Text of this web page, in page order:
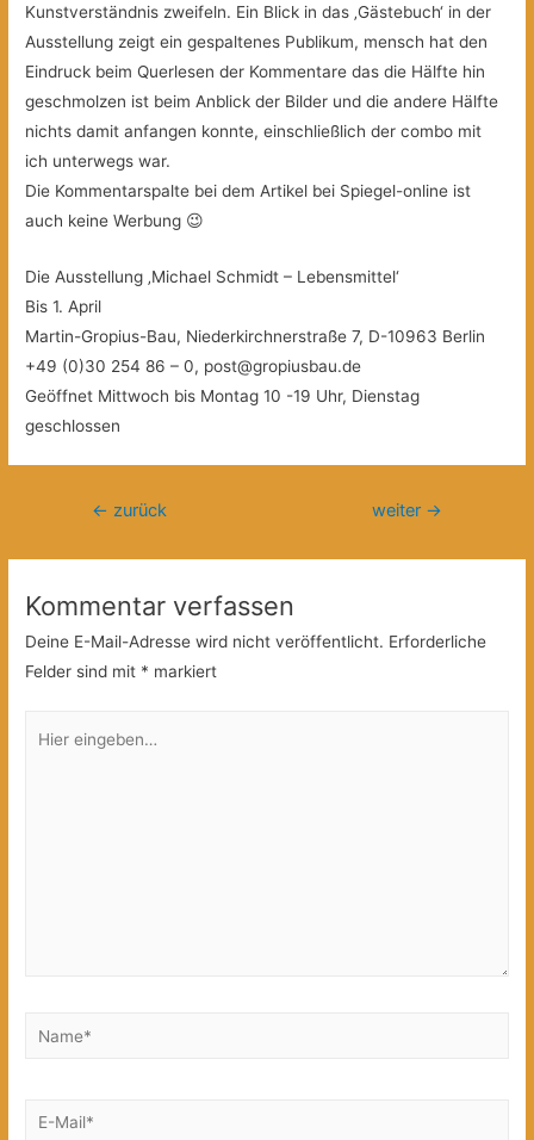
Kunstverständnis zweifeln. Ein Blick in das ‚Gästebuch‘ in der
Ausstellung zeigt ein gespaltenes Publikum, mensch hat den
Eindruck beim Querlesen der Kommentare das die Hälfte hin
geschmolzen ist beim Anblick der Bilder und die andere Hälfte
nichts damit anfangen konnte, einschließlich der combo mit
ich unterwegs war.
Die Kommentarspalte bei dem Artikel bei Spiegel-online ist
auch keine Werbung 😉
Die Ausstellung ‚Michael Schmidt – Lebensmittel‘
Bis 1. April
Martin-Gropius-Bau, Niederkirchnerstraße 7, D-10963 Berlin
+49 (0)30 254 86 – 0, post@gropiusbau.de
Geöffnet Mittwoch bis Montag 10 -19 Uhr, Dienstag
geschlossen
Beitragsnavigation
← zurück weiter →
Kommentar verfassen
Deine E-Mail-Adresse wird nicht veröffentlicht. Erforderliche
Felder sind mit * markiert
eingeben…
Name*
E-